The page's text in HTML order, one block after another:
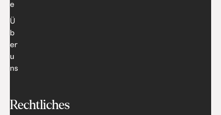
e
Ü
b
er
u
ns
Rechtliches